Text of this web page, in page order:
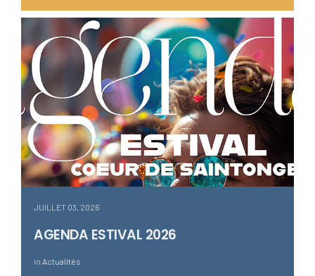
JUILLET 03, 2026
AGENDA ESTIVAL 2026
in Actualités